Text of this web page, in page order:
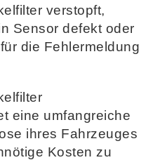
verstopft,
Sensor defekt oder
die Fehlermeldung
eine umfangreiche
ihres Fahrzeuges
Kosten zu